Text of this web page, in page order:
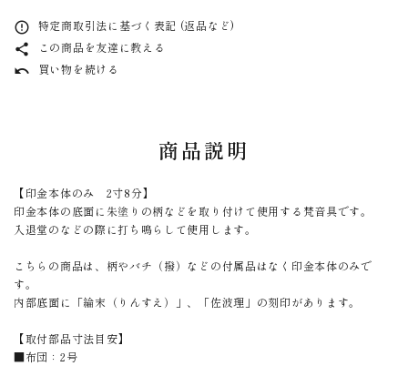
error_outline 特定商取引法に基づく表記 (返品など)
share この商品を友達に教える
undo 買い物を続ける
商品説明
【印金本体のみ 2寸8分】
印金本体の底面に朱塗りの柄などを取り付けて使用する梵音具です。
入退堂のなどの際に打ち鳴らして使用します。
こちらの商品は、柄やバチ（撥）などの付属品はなく印金本体のみで
す。
内部底面に「綸末（りんすえ）」、「佐波理」の刻印があります。
【取付部品寸法目安】
■布団：2号